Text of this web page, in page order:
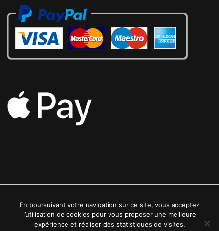
2022 © Luxe24kt | Tous droits réservés
En poursuivant votre navigation sur ce site, vous acceptez
l’utilisation de cookies pour vous proposer une meilleure
expérience et réaliser des statistiques de visites.